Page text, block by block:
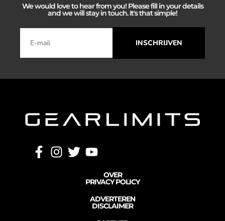
We would love to hear from you! Please fill in your details
and we will stay in touch. It's that simple!
INSCHRIJVEN
OVER
PRIVACY POLICY
ADVERTEREN
DISCLAIMER